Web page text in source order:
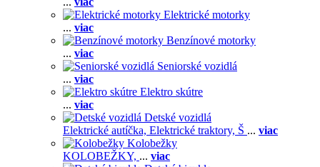
Elektrické motorky
... viac
Benzínové motorky
... viac
Seniorské vozidlá
... viac
Elektro skútre
... viac
Detské vozidlá
Elektrické autíčka, Elektrické traktory, Š ... viac
Kolobežky
KOLOBEŽKY, ... viac